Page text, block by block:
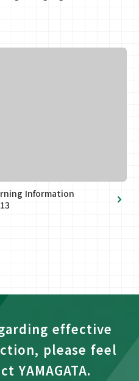
Information
effective
please feel
YAMAGATA.